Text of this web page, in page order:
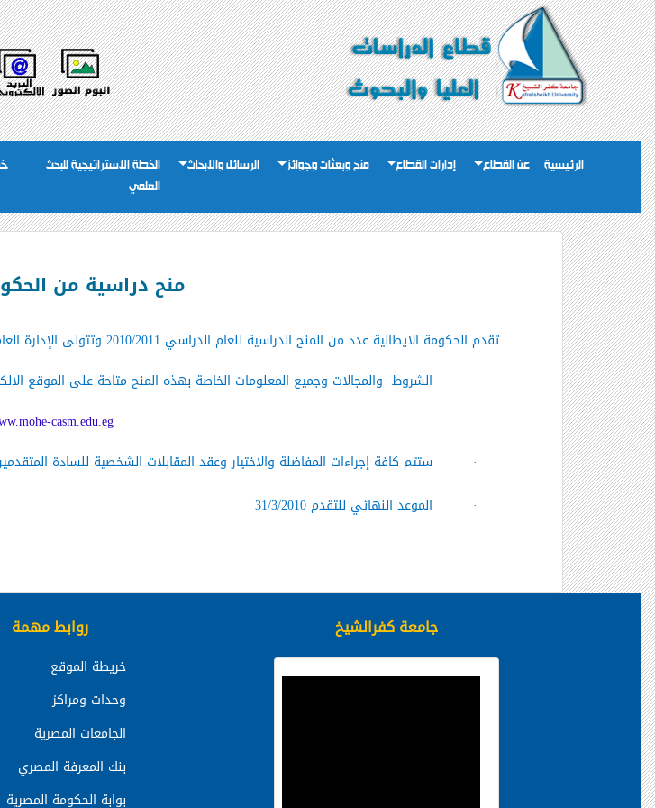
الرئيسية عن القطاع إدارات القطاع منح وبعثات وجوائز الرسائل والابحاث
الخطة الاستراتيجية للبحث
العلمي
منح دراسية من
تقدم الحكومة الايطالية عدد من المنح الدراسية للعام الدراسي 2010/2011 وتتولى الإدارة العامة للبعثات تنفيذ إجراءات الترشيح لهذه المنح ,علماً بأن:
·
الشروط والمجالات وجميع المعلومات الخاصة بهذه المنح متاحة على الموقع
casm.edu.eg
·
ستتم كافة إجراءات المفاضلة والاختيار وعقد المقابلات الشخصية للسادة
·
الموعد النهائي للتقدم 31/3/2010
جامعة كفرالشيخ روابط مهمة
خريطة الموقع
وحدات ومراكز
الجامعات المصرية
بنك المعرفة المصري
بوابة الحكومة المصرية